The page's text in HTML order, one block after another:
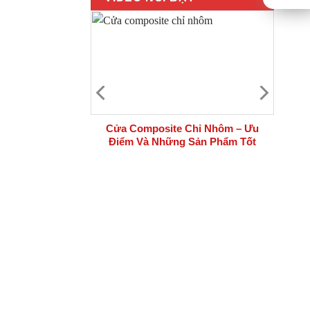
Cửa Composite Chỉ Nhôm – Ưu
Điểm Và Những Sản Phẩm Tốt